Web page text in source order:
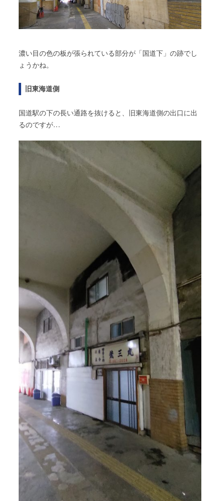
濃い目の色の板が張られている部分が「国道下」の跡でし
ょうかね。
旧東海道側
国道駅の下の長い通路を抜けると、旧東海道側の出口に出
るのですが…